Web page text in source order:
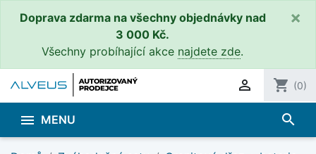
Doprava zdarma na všechny objednávky nad
3 000 Kč.
Všechny probíhající akce najdete zde.
×
 shopping_cart (0)
 MENU search